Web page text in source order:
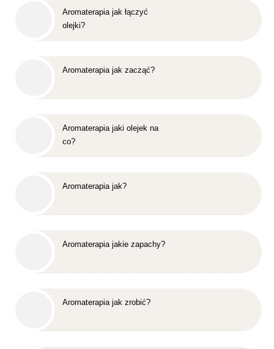
Aromaterapia jak łączyć
olejki?
Aromaterapia jak zacząć?
Aromaterapia jaki olejek na
co?
Aromaterapia jak?
Aromaterapia jakie zapachy?
Aromaterapia jak zrobić?